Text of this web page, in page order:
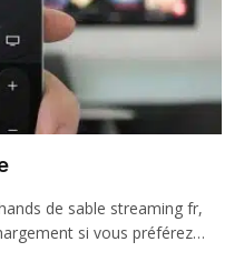
de sable streaming fr,
si vous préférez…